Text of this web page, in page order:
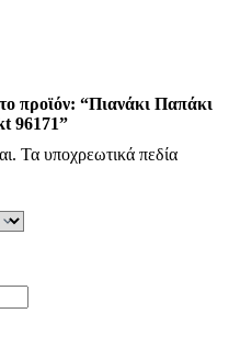
προϊόν: “Πιανάκι Παπάκι
96171”
Τα υποχρεωτικά πεδία